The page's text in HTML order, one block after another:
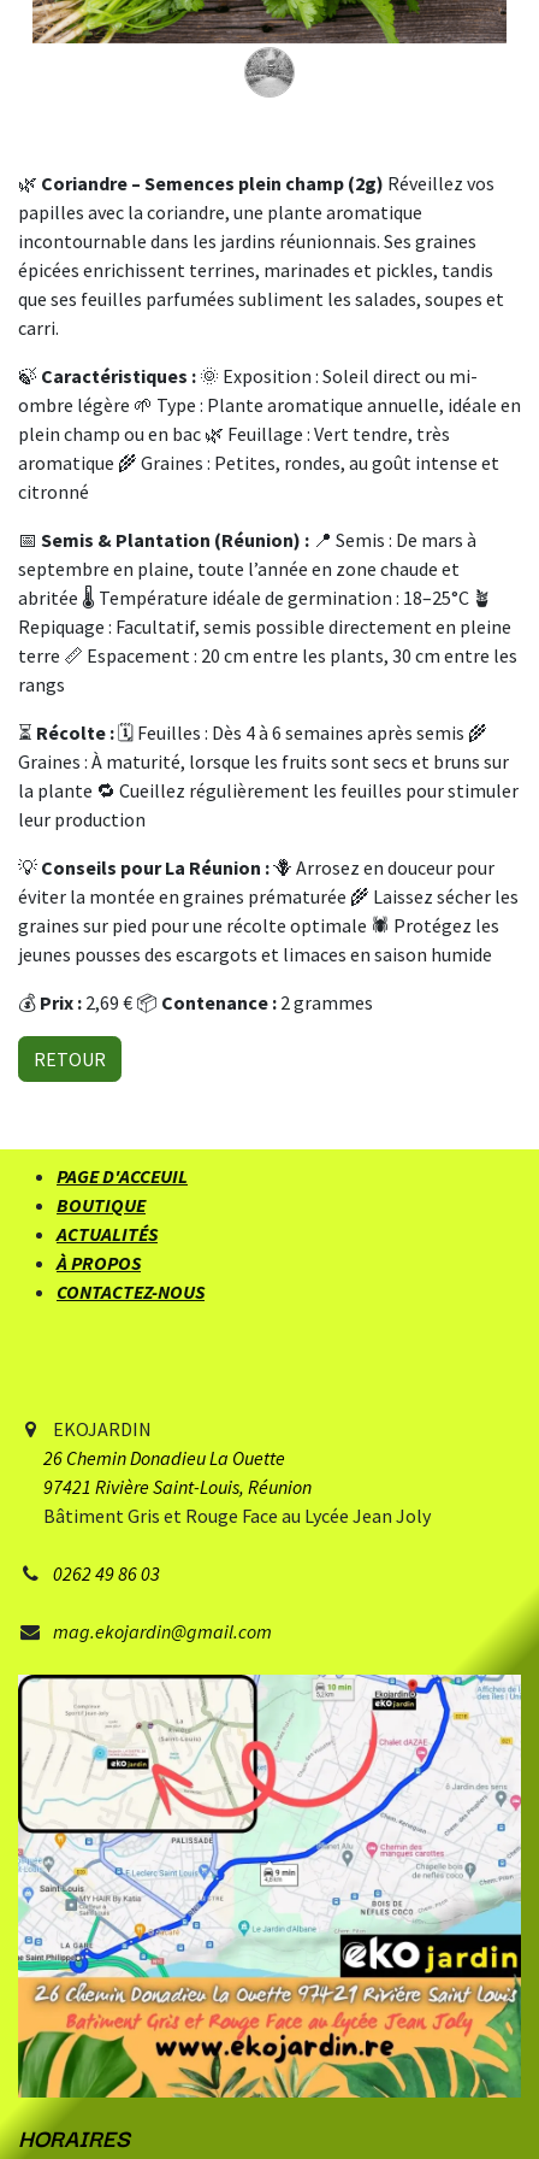
🌿 Coriandre – Semences plein champ (2g) Réveillez vos
papilles avec la coriandre, une plante aromatique
incontournable dans les jardins réunionnais. Ses graines
épicées enrichissent terrines, marinades et pickles, tandis
que ses feuilles parfumées subliment les salades, soupes et
carri.
🍃 Caractéristiques : 🌞 Exposition : Soleil direct ou mi-
ombre légère 🌱 Type : Plante aromatique annuelle, idéale en
plein champ ou en bac 🌿 Feuillage : Vert tendre, très
aromatique 🌾 Graines : Petites, rondes, au goût intense et
citronné
📅 Semis & Plantation (Réunion) : 📍 Semis : De mars à
septembre en plaine, toute l’année en zone chaude et
abritée 🌡️ Température idéale de germination : 18–25°C 🪴
Repiquage : Facultatif, semis possible directement en pleine
terre 📏 Espacement : 20 cm entre les plants, 30 cm entre les
rangs
⏳ Récolte :🗓️ Feuilles : Dès 4 à 6 semaines après semis 🌾
Graines : À maturité, lorsque les fruits sont secs et bruns sur
la plante 🔁 Cueillez régulièrement les feuilles pour stimuler
leur production
💡 Conseils pour La Réunion :🪻 Arrosez en douceur pour
éviter la montée en graines prématurée 🌾 Laissez sécher les
graines sur pied pour une récolte optimale 🕷️ Protégez les
jeunes pousses des escargots et limaces en saison humide
💰 Prix : 2,69 € 📦 Contenance : 2 grammes
RETOUR
PAGE D'ACCEUIL
BOUTIQUE
ACTUALITÉS
À PROPOS
CONTACTEZ-NOUS
EKOJARDIN
26 Chemin Donadieu​ La Ouette
97421 Rivière Saint-Louis, Réunion
Bâtiment Gris et Rouge Face au Lycée Jean Joly
0262 49 86 03
mag.ekojardin@gmail.com
HORAIRES